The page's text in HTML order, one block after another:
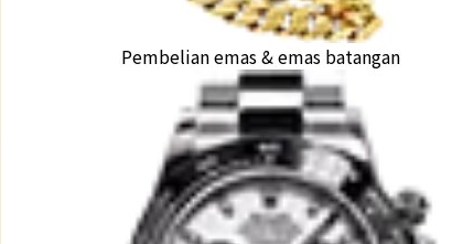
Pembelian emas & emas batangan